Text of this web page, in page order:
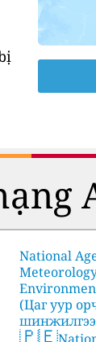
National
(Цаг уур
stations
🇵🇪